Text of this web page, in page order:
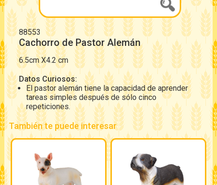
88553
Cachorro de Pastor Alemán
6.5cm X4.2 cm
Datos Curiosos:
El pastor alemán tiene la capacidad de aprender
tareas simples después de sólo cinco
repeticiones.
También te puede interesar